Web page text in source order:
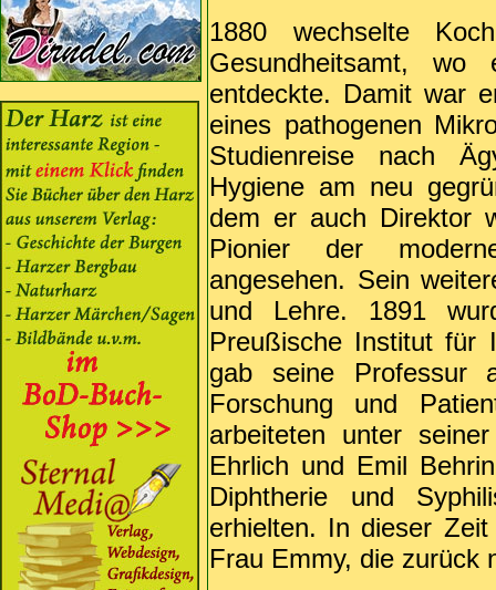
1880 wechselte
Gesundheitsamt, wo
entdeckte. Damit war
eines pathogenen
Studienreise nach
Hygiene am neu
dem er auch Direktor
Pionier der
angesehen. Sein
und Lehre. 1891
Preußische Institut für
gab seine Professur
Forschung und
arbeiteten unter
Ehrlich und Emil
Diphtherie und
erhielten. In dieser
Frau Emmy, die zurück